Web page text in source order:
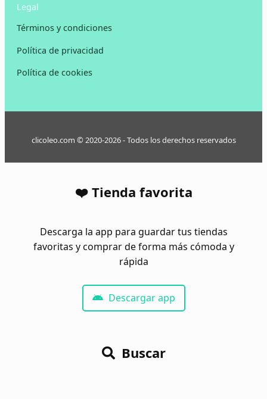
Legal
Términos y condiciones
Política de privacidad
Política de cookies
clicoleo.com © 2020-2026 - Todos los derechos reservados
❤️ Tienda favorita
Descarga la app para guardar tus tiendas
favoritas y comprar de forma más cómoda y
rápida
Descargar app
Buscar